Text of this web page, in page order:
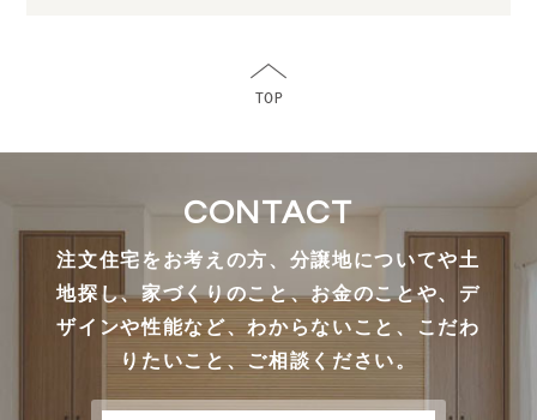
CONTACT
注文住宅をお考えの方、分譲地についてや土
地探し、家づくりのこと、お金のことや、デ
ザインや性能など、わからないこと、こだわ
りたいこと、ご相談ください。